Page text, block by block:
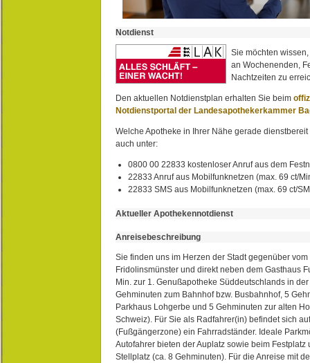
Notdienst
Sie möchten
an Wochenenden,
Nachtzeiten zu
Den aktuellen Notdienstplan erhalten Sie beim
Notdienstportal der Landesapothekerkammer
Welche Apotheke in Ihrer Nähe gerade
auch unter:
0800 00 22833 kostenloser Anruf aus dem
22833 Anruf aus Mobilfunknetzen (max. 69 ct/
22833 SMS aus Mobilfunknetzen (max. 69 ct/
Aktueller Apothekennotdienst
Anreisebeschreibung
Sie finden uns im Herzen der Stadt gegenüber
Fridolinsmünster und direkt neben dem Gasthaus
Min. zur 1. Genußapotheke Süddeutschlands in
Gehminuten zum Bahnhof bzw. Busbahnhof, 5
Parkhaus Lohgerbe und 5 Gehminuten zur alten
Schweiz). Für Sie als Radfahrer(in) befindet sich
(Fußgängerzone) ein Fahrradständer. Ideale
Autofahrer bieten der Auplatz sowie beim Festplatz
Stellplatz (ca. 8 Gehminuten). Für die Anreise mit